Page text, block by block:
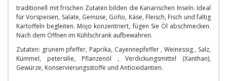
traditionell mit frischen Zutaten bilden die Kanarischen Inseln. Ideal
für Vorspeisen, Salate, Gemüse, Gofio, Käse, Fleisch, Fisch und faltig
Kartoffeln begleiten. Mojo konzentriert, fügen Sie Öl abschmecken.
Nach dem Öffnen im Kühlschrank aufbewahren.
Zutaten: grunem pfeffer, Paprika, Cayennepfeffer , Weinessig , Salz,
Kümmel, petersilie, Pflanzenöl , Verdickungsmittel (Xanthan),
Gewürze, Konservierungsstoffe und Antioxidantien.